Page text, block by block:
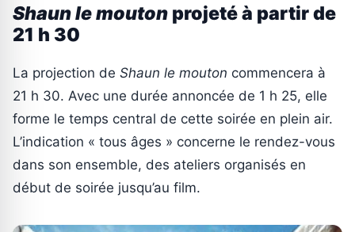
Shaun le mouton projeté à partir de
21 h 30
La projection de Shaun le mouton commencera à
21 h 30. Avec une durée annoncée de 1 h 25, elle
forme le temps central de cette soirée en plein air.
L’indication « tous âges » concerne le rendez-vous
dans son ensemble, des ateliers organisés en
début de soirée jusqu’au film.